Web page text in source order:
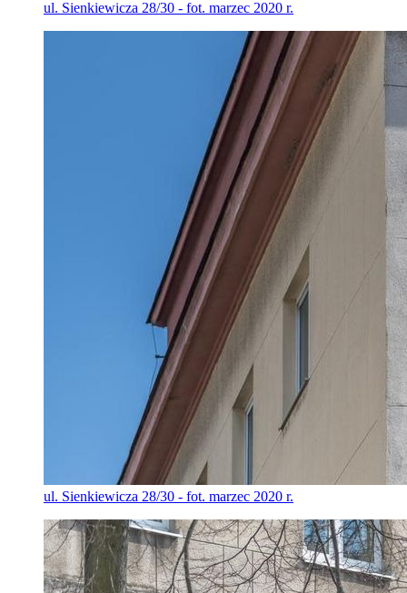
ul. Sienkiewicza 28/30 - fot. marzec 2020 r.
ul. Sienkiewicza 28/30 - fot. marzec 2020 r.